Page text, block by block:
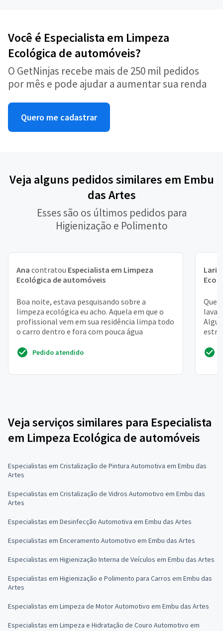
Você é Especialista em Limpeza
Ecológica de automóveis?
O GetNinjas recebe mais de 250 mil pedidos
por mês e pode ajudar a aumentar sua renda
Quero me cadastrar
Veja alguns pedidos similares em Embu
das Artes
Esses são os últimos pedidos para
Higienização e Polimento
Ana contratou Especialista em Limpeza
Ecológica de automóveis
Boa noite, estava pesquisando sobre a
limpeza ecológica eu acho. Aquela em que o
profissional vem em sua residência limpa todo
o carro dentro e fora com pouca água
Pedido atendido
Veja serviços similares para Especialista
em Limpeza Ecológica de automóveis
Especialistas em Cristalização de Pintura Automotiva em Embu das
Artes
Especialistas em Cristalização de Vidros Automotivo em Embu das
Artes
Especialistas em Desinfecção Automotiva em Embu das Artes
Especialistas em Enceramento Automotivo em Embu das Artes
Especialistas em Higienização Interna de Veículos em Embu das Artes
Especialistas em Higienização e Polimento para Carros em Embu das
Artes
Especialistas em Limpeza de Motor Automotivo em Embu das Artes
Especialistas em Limpeza e Hidratação de Couro Automotivo em